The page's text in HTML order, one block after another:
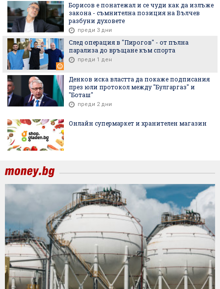
Борисов е понатежал и се чуди как да излъже
закона - съмнителна позиция на Вълчев
разбуни духовете
преди 3 дни
След операция в "Пирогов" - от пълна
парализа до връщане към спорта
преди 1 ден
Денков иска властта да покаже подписания
през юли протокол между "Булгаргаз" и
"Боташ"
преди 2 дни
Онлайн супермаркет и хранителен магазин